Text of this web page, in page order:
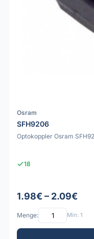
Osram
SFH9206
Optokoppler Osram
18
1.98€ – 2.09€
Menge: Min: 1